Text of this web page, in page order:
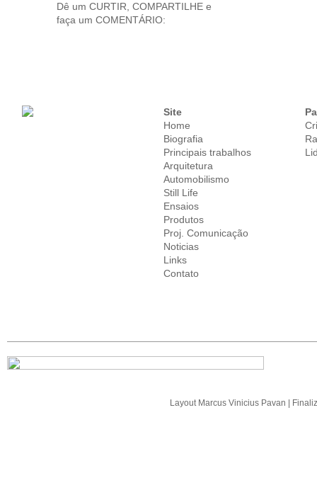
Dê um CURTIR, COMPARTILHE e
faça um COMENTÁRIO:
Site
Home
Biografia
Principais trabalhos
Arquitetura
Automobilismo
Still Life
Ensaios
Produtos
Proj. Comunicação
Noticias
Links
Contato
Layout Marcus Vinicius Pavan |